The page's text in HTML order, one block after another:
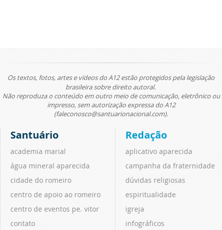
Os textos, fotos, artes e vídeos do A12 estão protegidos pela legislação
brasileira sobre direito autoral.
Não reproduza o conteúdo em outro meio de comunicação, eletrônico ou
impresso, sem autorização expressa do A12
(faleconosco@santuarionacional.com).
Santuário
academia marial
água mineral aparecida
cidade do romeiro
centro de apoio ao romeiro
centro de eventos pe. vitor
contato
Redação
aplicativo aparecida
campanha da fraternidade
dúvidas religiosas
espiritualidade
igreja
infográficos